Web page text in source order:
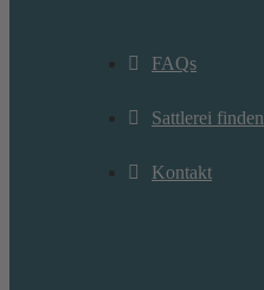
FAQs
Sattlerei finden
Kontakt